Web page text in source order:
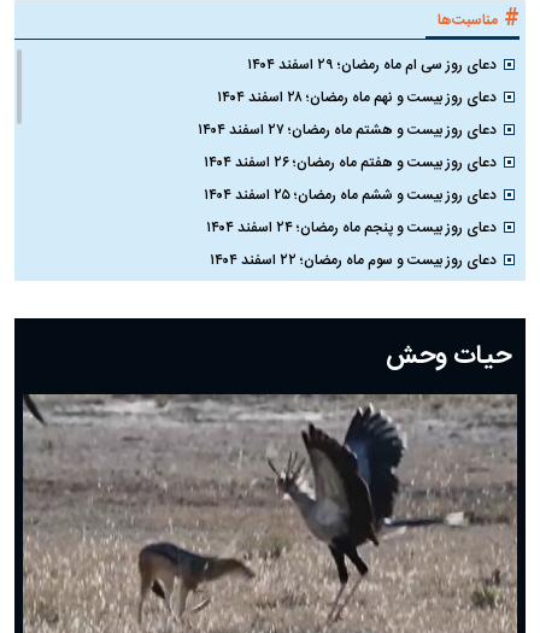
# مناسبت‌ها
دعای روز سی ام ماه رمضان؛ ۲۹ اسفند ۱۴۰۴
دعای روز بیست و نهم ماه رمضان؛ ۲۸ اسفند ۱۴۰۴
دعای روز بیست و هشتم ماه رمضان؛ ۲۷ اسفند ۱۴۰۴
دعای روز بیست و هفتم ماه رمضان؛ ۲۶ اسفند ۱۴۰۴
دعای روز بیست و ششم ماه رمضان؛ ۲۵ اسفند ۱۴۰۴
دعای روز بیست و پنجم ماه رمضان؛ ۲۴ اسفند ۱۴۰۴
دعای روز بیست و سوم ماه رمضان؛ ۲۲ اسفند ۱۴۰۴
دعای روز بیستم ماه رمضان؛ ۱۹ اسفند ۱۴۰۴
دعای روز هشتم ماه مبارک رمضان؛ ۷ اسفند ماه ۱۴۰۴
دعای روز هفتم ماه رمضان؛ ۶ اسفند ۱۴۰۴
دعای روز ششم ماه رمضان؛ ۵ اسفند ۱۴۰۴
دعای روز پنجم ماه رمضان؛ ۴ اسفند ۱۴۰۴
دعای روز چهارم ماه مبارک رمضان؛ ۳ اسفند ۱۴۰۴
دعای روز سوم ماه مبارک رمضان؛ ۱۴ اسفند ۱۴۰۴
دعای روز دوم ماه مبارک رمضان ۱ اسفند ماه ۱۴۰۴
دعای روز اول ماه مبارک رمضان، ۳۰ بهمن ۱۴۰۴
حضرت زینب(س) چگونه از دنیا رفت؟
حیات وحش